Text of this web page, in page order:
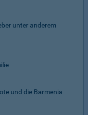
unter anderem
und die Barmenia